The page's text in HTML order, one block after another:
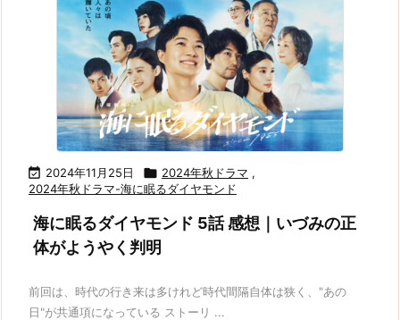
 2024年11月25日  2024年秋ドラマ ,
2024年秋ドラマ-海に眠るダイヤモンド
海に眠るダイヤモンド 5話 感想｜いづみの正
体がようやく判明
前回は、時代の行き来は多けれど時代間隔自体は狭く、"あの
日"が共通項になっている ストーリ ...